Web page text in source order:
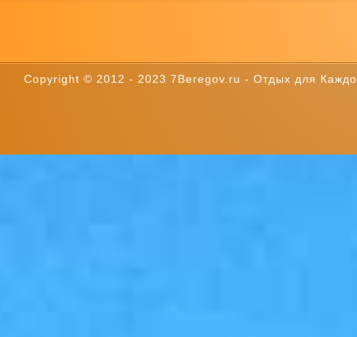
Copyright © 2012 - 2023 7Beregov.ru - Отдых для